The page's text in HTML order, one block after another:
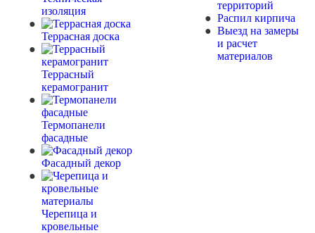
изоляция
Террасная доска
Террасный
керамогранит
Термопанели
фасадные
Фасадный декор
Черепица и
кровельные
территорий
Распил кирпича
Выезд на замеры
и расчет
материалов